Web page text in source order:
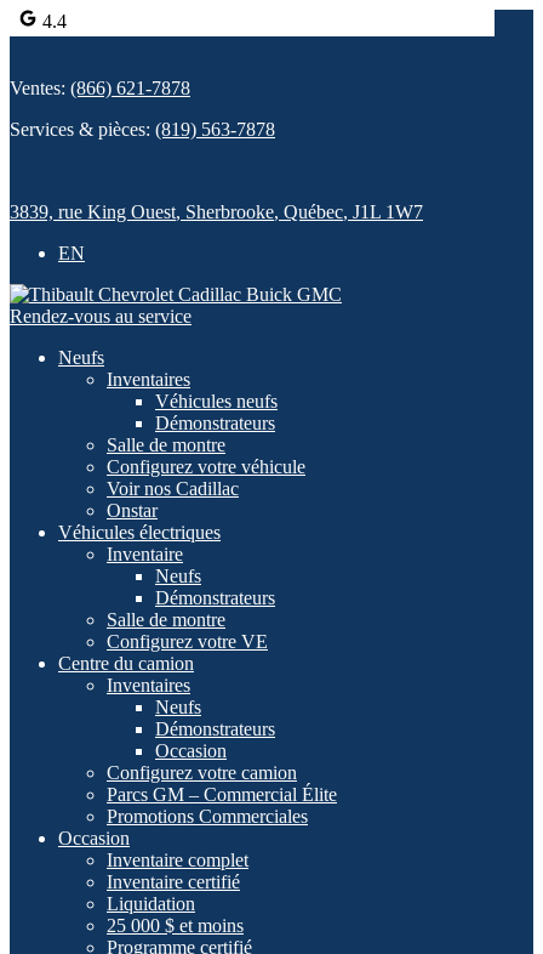
4.4
Ventes: (866) 621-7878
Services & pièces: (819) 563-7878
3839, rue King Ouest, Sherbrooke, Québec, J1L 1W7
EN
Rendez-vous au service
Neufs
Inventaires
Véhicules neufs
Démonstrateurs
Salle de montre
Configurez votre véhicule
Voir nos Cadillac
Onstar
Véhicules électriques
Inventaire
Neufs
Démonstrateurs
Salle de montre
Configurez votre VE
Centre du camion
Inventaires
Neufs
Démonstrateurs
Occasion
Configurez votre camion
Parcs GM – Commercial Élite
Promotions Commerciales
Occasion
Inventaire complet
Inventaire certifié
Liquidation
25 000 $ et moins
Programme certifié